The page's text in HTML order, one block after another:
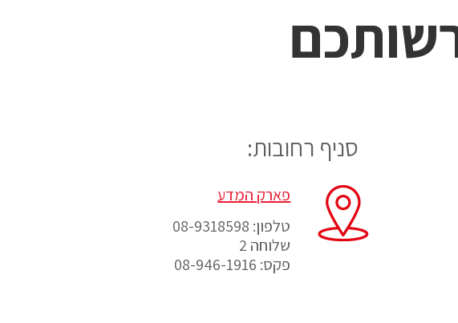
סניף רחובות:
פארק המדע
טלפון: 08-9318598
שלוחה 2
פקס: 08-946-1916